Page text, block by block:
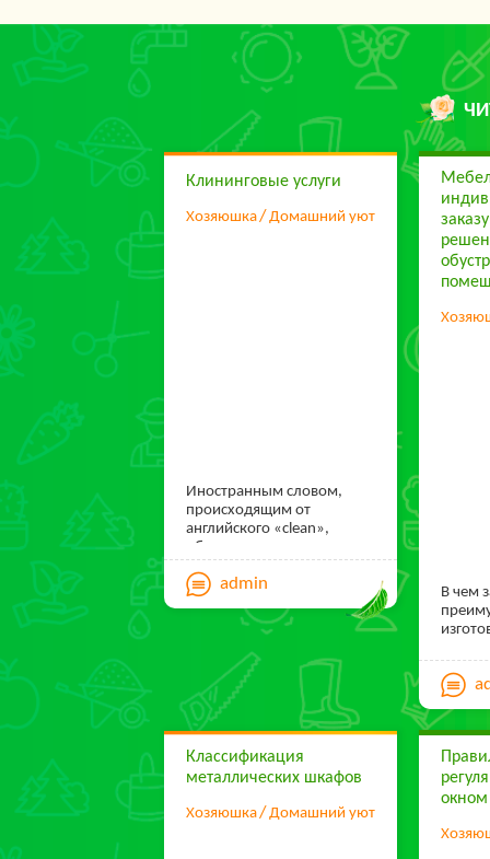
Клининговые услуги
Хозяюшка Домашний уют
Иностранным словом,
происходящим от
английского «clean»,
обозначили деятельность
(жилых, офисных, и даже
admin
В чем
Классификация
металлических шкафов
Хозяюшка Домашний уют
окном